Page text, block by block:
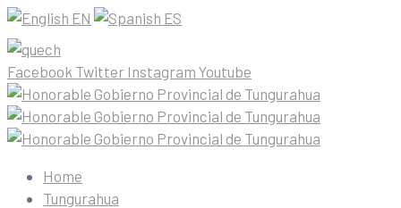
EN ES
Facebook Twitter Instagram Youtube
Home
Tungurahua